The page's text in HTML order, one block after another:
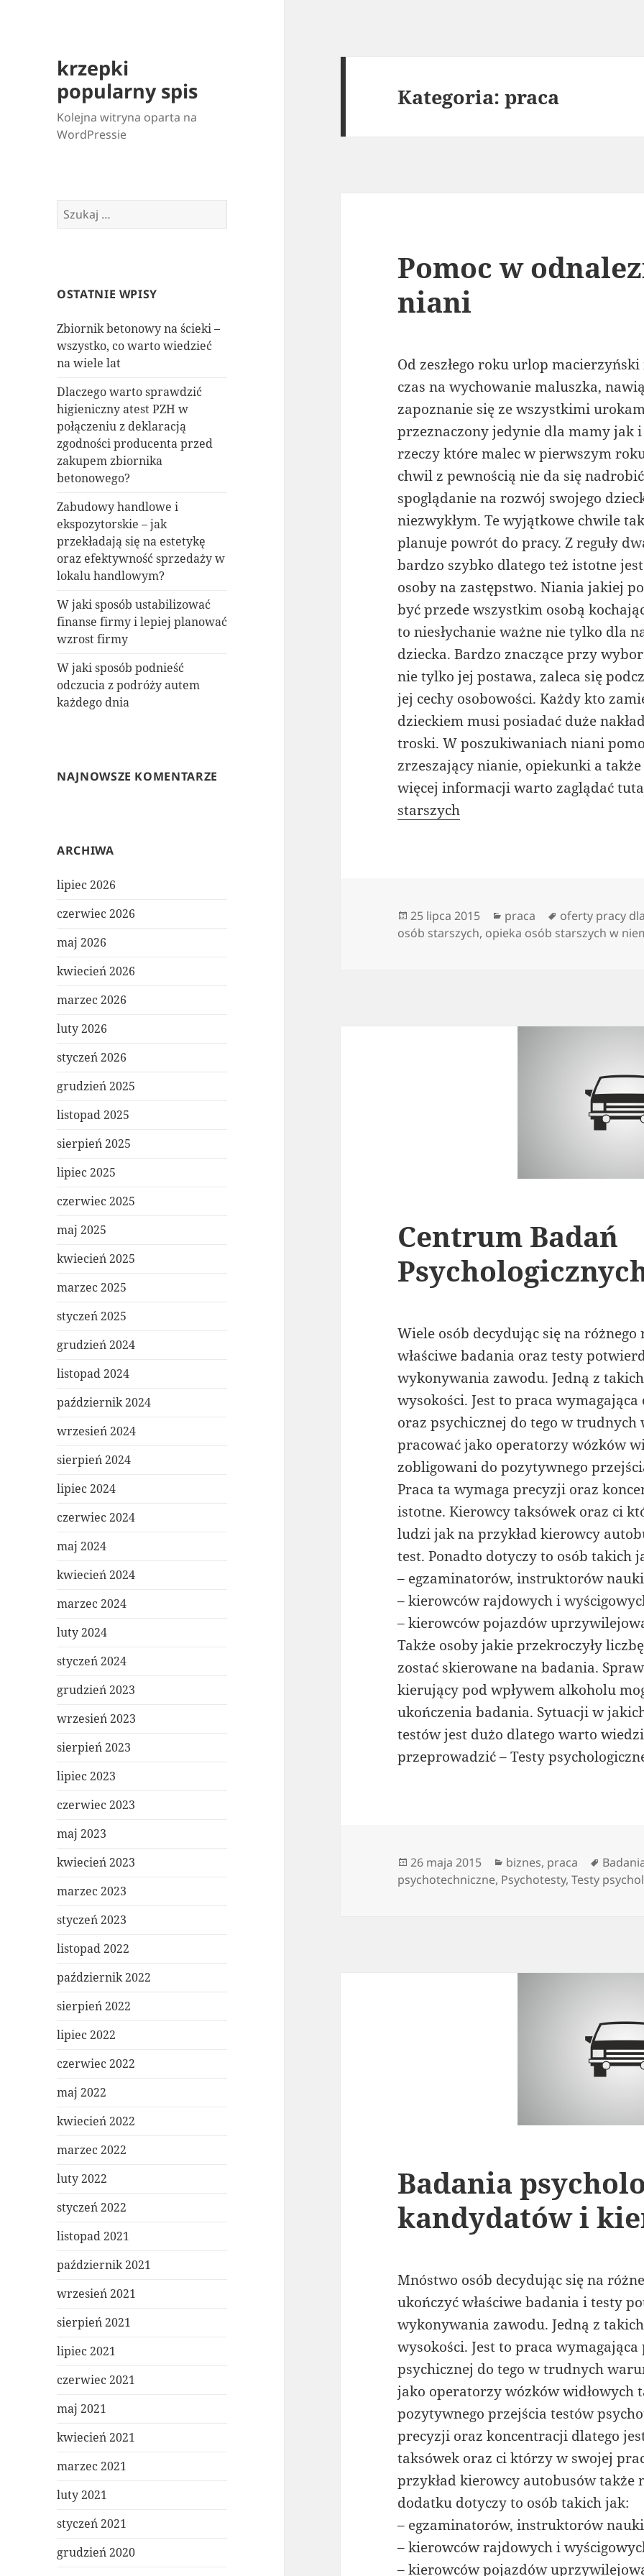
krzepki
popularny spis
Kolejna witryna oparta na
WordPressie
Szukaj:
OSTATNIE WPISY
Zbiornik betonowy na ścieki –
wszystko, co warto wiedzieć
na wiele lat
Dlaczego warto sprawdzić
higieniczny atest PZH w
połączeniu z deklaracją
zgodności producenta przed
zakupem zbiornika
betonowego?
Zabudowy handlowe i
ekspozytorskie – jak
przekładają się na estetykę
oraz efektywność sprzedaży w
lokalu handlowym?
W jaki sposób ustabilizować
finanse firmy i lepiej planować
wzrost firmy
W jaki sposób podnieść
odczucia z podróży autem
każdego dnia
NAJNOWSZE KOMENTARZE
ARCHIWA
lipiec 2026
czerwiec 2026
maj 2026
kwiecień 2026
marzec 2026
luty 2026
styczeń 2026
grudzień 2025
listopad 2025
sierpień 2025
lipiec 2025
czerwiec 2025
maj 2025
kwiecień 2025
marzec 2025
styczeń 2025
grudzień 2024
listopad 2024
październik 2024
wrzesień 2024
sierpień 2024
lipiec 2024
czerwiec 2024
maj 2024
kwiecień 2024
marzec 2024
luty 2024
styczeń 2024
grudzień 2023
wrzesień 2023
sierpień 2023
lipiec 2023
czerwiec 2023
maj 2023
kwiecień 2023
marzec 2023
styczeń 2023
listopad 2022
październik 2022
sierpień 2022
lipiec 2022
czerwiec 2022
maj 2022
kwiecień 2022
marzec 2022
luty 2022
styczeń 2022
listopad 2021
październik 2021
wrzesień 2021
sierpień 2021
lipiec 2021
czerwiec 2021
maj 2021
kwiecień 2021
marzec 2021
luty 2021
styczeń 2021
grudzień 2020
Kategoria:praca
Pomoc w
niani
Od zeszłego roku urlop
czas na wychowanie maluszka,
zapoznanie się ze wszystkimi
przeznaczony jedynie dla mamy jak
rzeczy które malec w pierwszym
chwil z pewnością nie da się
spoglądanie na rozwój swojego
niezwykłym. Te wyjątkowe chwile
planuje powrót do pracy. Z reguły
bardzo szybko dlatego też istotne
osoby na zastępstwo. Niania jakiej
być przede wszystkim osobą
to niesłychanie ważne nie tylko dla
dziecka. Bardzo znaczące przy
nie tylko jej postawa, zaleca się
jej cechy osobowości. Każdy kto
dzieckiem musi posiadać duże
troski. W poszukiwaniach niani
zrzeszający nianie, opiekunki a
więcej informacji warto zaglądać
starszych
Data
publikacji
25 lipca 2015 Kategorie
praca Tagi
oferty pracy
osób starszych, opieka osób starszych w
Centrum Badań
Wiele osób decydując się na
właściwe badania oraz testy
wykonywania zawodu. Jedną z
wysokości. Jest to praca
oraz psychicznej do tego w trudnych
pracować jako operatorzy wózków
zobligowani do pozytywnego
Praca ta wymaga precyzji oraz
istotne. Kierowcy taksówek oraz ci
ludzi jak na przykład kierowcy
test. Ponadto dotyczy to osób takich
– egzaminatorów, instruktorów
– kierowców rajdowych i
– kierowców pojazdów
Także osoby jakie przekroczyły
zostać skierowane na badania.
kierujący pod wpływem alkoholu
ukończenia badania. Sytuacji w
testów jest dużo dlatego warto
przeprowadzić – Testy
Data
publikacji
26 maja 2015 Kategorie
biznes, praca Tagi
psychotechniczne, Psychotesty,Testy
Badania
kandydatów i
Mnóstwo osób decydując się na
ukończyć właściwe badania i testy
wykonywania zawodu. Jedną z
wysokości. Jest to praca
psychicznej do tego w trudnych
jako operatorzy wózków widłowych
pozytywnego przejścia testów
precyzji oraz koncentracji dlatego
taksówek oraz ci którzy w swojej
przykład kierowcy autobusów także
dodatku dotyczy to osób takich jak:
– egzaminatorów, instruktorów
– kierowców rajdowych i
– kierowców pojazdów